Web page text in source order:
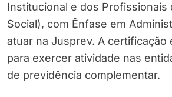
Institucional e dos Profissionais
Social), com Ênfase em
atuar na Jusprev. A certificação
para exercer atividade nas
de previdência complementar.